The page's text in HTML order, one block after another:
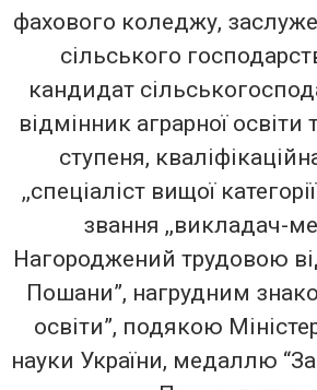
фахового коледжу,
сільського
кандидат
відмінник аграрної освіти
ступеня,
,,спеціаліст вищої
звання ,,викладач-
Нагороджений трудовою
Пошани”, нагрудним
освіти”, подякою
науки України, медаллю